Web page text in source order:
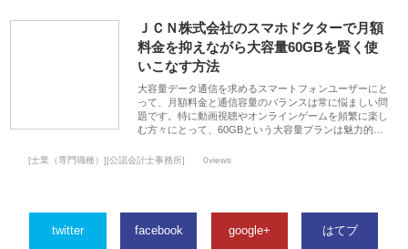
ＪＣＮ株式会社のスマホドクターで月額
料金を抑えながら大容量60GBを賢く使
いこなす方法
大容量データ通信を求めるスマートフォンユーザーにと
って、月額料金と通信容量のバランスは常に悩ましい問
題です。特に動画視聴やオンラインゲームを頻繁に楽し
む方々にとって、60GBという大容量プランは魅力的…
[士業（専門職種）][公認会計士事務所] 0views
twitter facebook google+ はてブ